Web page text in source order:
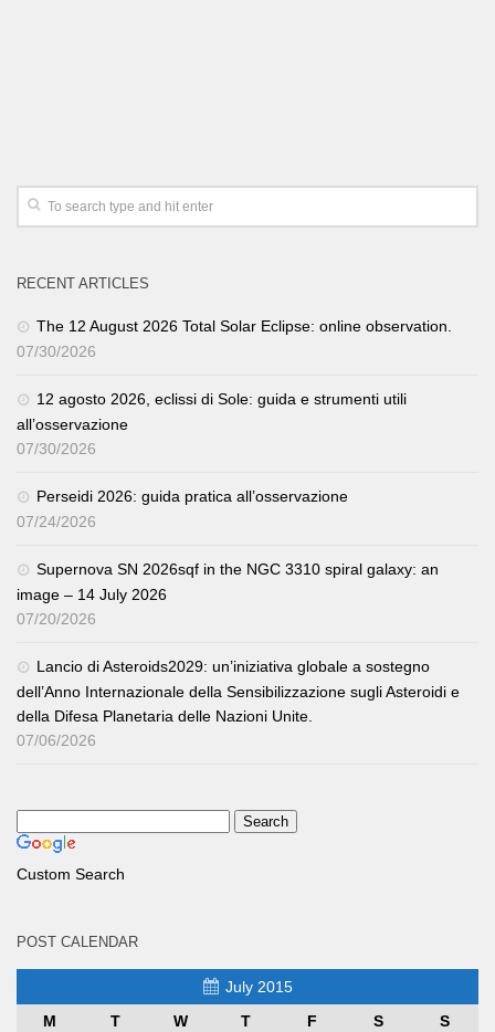
RECENT ARTICLES
The 12 August 2026 Total Solar Eclipse: online observation.
07/30/2026
12 agosto 2026, eclissi di Sole: guida e strumenti utili
all’osservazione
07/30/2026
Perseidi 2026: guida pratica all’osservazione
07/24/2026
Supernova SN 2026sqf in the NGC 3310 spiral galaxy: an
image – 14 July 2026
07/20/2026
Lancio di Asteroids2029: un’iniziativa globale a sostegno
dell’Anno Internazionale della Sensibilizzazione sugli Asteroidi e
della Difesa Planetaria delle Nazioni Unite.
07/06/2026
Custom Search
POST CALENDAR
July 2015
M
T W T F S
S